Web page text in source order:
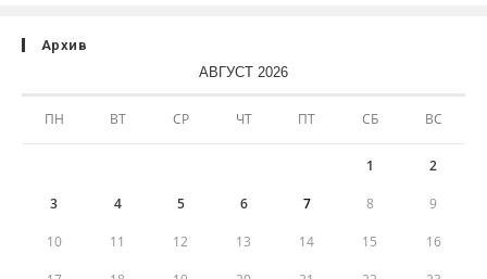
Архив
АВГУСТ 2026
ПН ВТ СР ЧТ ПТ СБ ВС
1 2
3 4 5 6 7 8 9
10 11 12 13 14 15 16